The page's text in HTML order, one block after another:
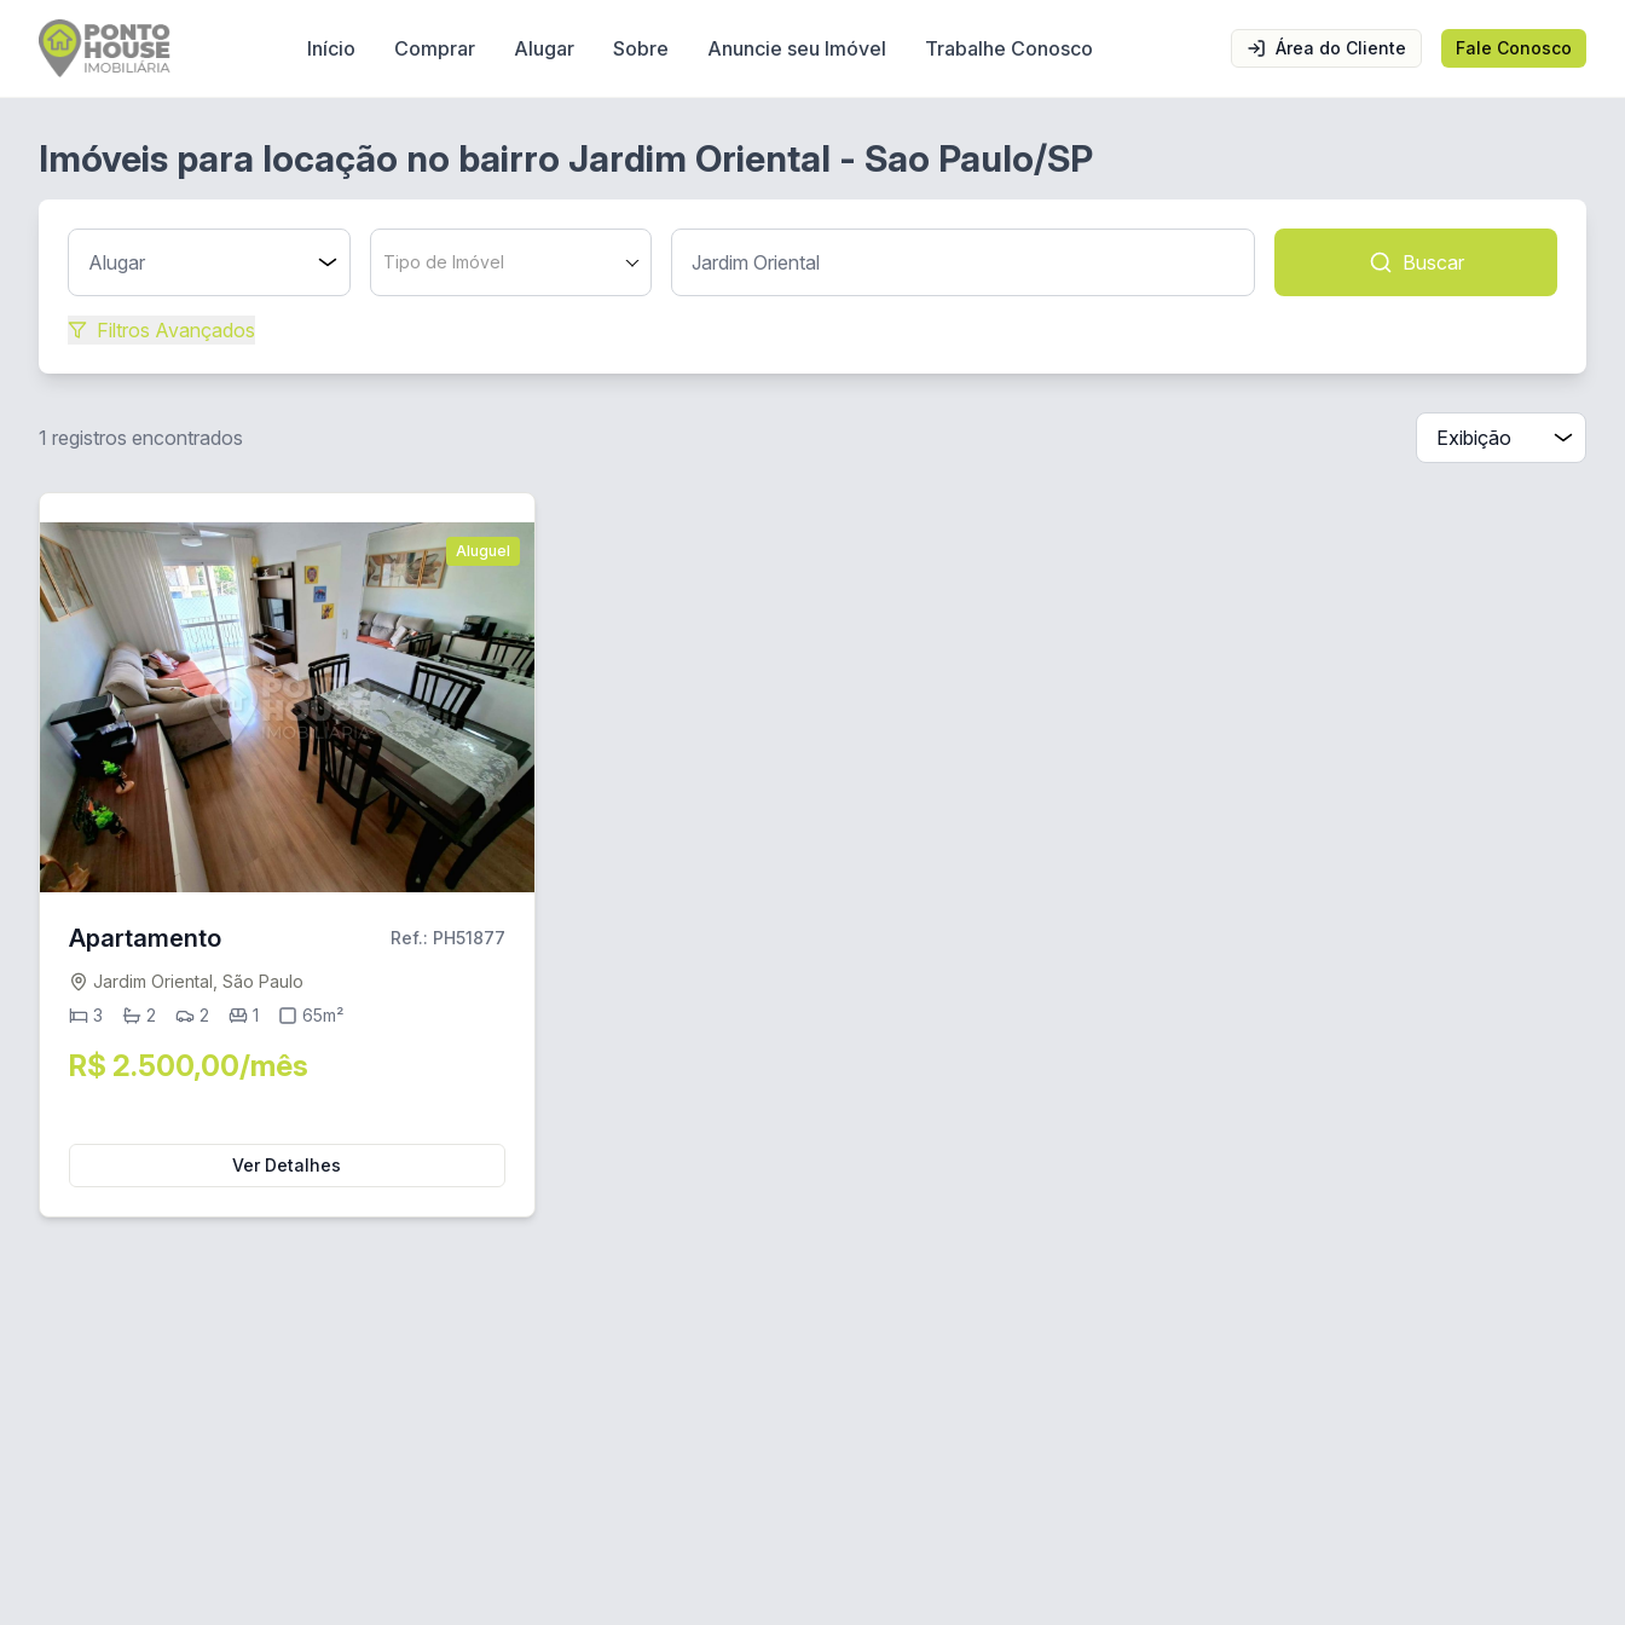
Início Comprar Alugar Sobre Anuncie seu Imóvel Trabalhe Conosco Área do Cliente Fale Conosco
Imóveis para locação no bairro Jardim Oriental - Sao Paulo/SP
Tipo de Imóvel Buscar
Filtros Avançados
1 registros encontrados
Aluguel
Apartamento Ref.: PH51877
Jardim Oriental, São Paulo
3
2 2 1 65m²
R$ 2.500,00/mês
Ver Detalhes